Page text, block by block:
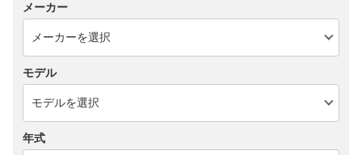
メーカー
モデル
年式